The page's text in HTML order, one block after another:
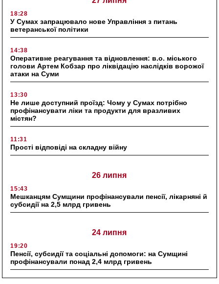
18:28
У Сумах запрацювало нове Управління з питань
ветеранської політики
14:38
Оперативне реагування та відновлення: в.о. міського
голови Артем Кобзар про ліквідацію наслідків ворожої
атаки на Суми
13:30
Не лише доступний проїзд: Чому у Сумах потрібно
профінансувати ліки та продукти для вразливих
містян?
11:31
Прості відповіді на складну війну
26 липня
15:43
Мешканцям Сумщини профінансували пенсії, лікарняні й
субсидії на 2,5 млрд гривень
24 липня
19:20
Пенсії, субсидії та соціальні допомоги: на Сумщині
профінансували понад 2,4 млрд гривень